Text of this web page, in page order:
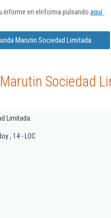
informe en eInforma pulsando aquí.
Marutin Sociedad Limitada.
Sociedad
Limitada.
, 14 - LOC